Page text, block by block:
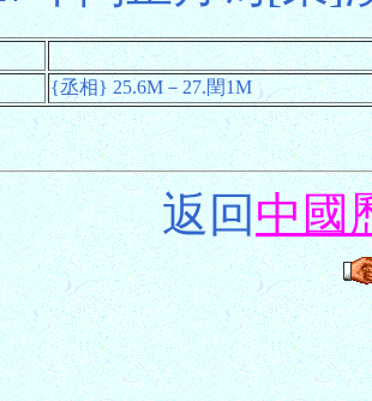
{丞相} 25.6M－27.閏1M
返回中國